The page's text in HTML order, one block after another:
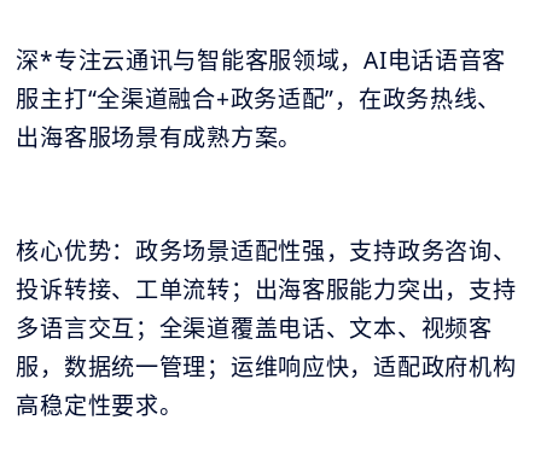
深*专注云通讯与智能客服领域，AI电话语音客
服主打“全渠道融合+政务适配”，在政务热线、
出海客服场景有成熟方案。
核心优势：政务场景适配性强，支持政务咨询、
投诉转接、工单流转；出海客服能力突出，支持
多语言交互；全渠道覆盖电话、文本、视频客
服，数据统一管理；运维响应快，适配政府机构
高稳定性要求。